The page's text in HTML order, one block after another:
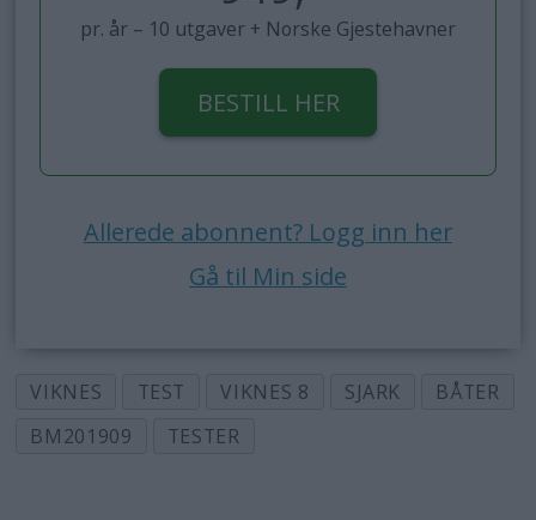
pr. år – 10 utgaver + Norske Gjestehavner
BESTILL HER
Allerede abonnent? Logg inn her
Gå til Min side
VIKNES TEST VIKNES 8 SJARK
BÅTER
BM201909
TESTER